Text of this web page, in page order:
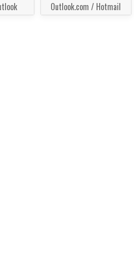
Outlook.com / Hotmail